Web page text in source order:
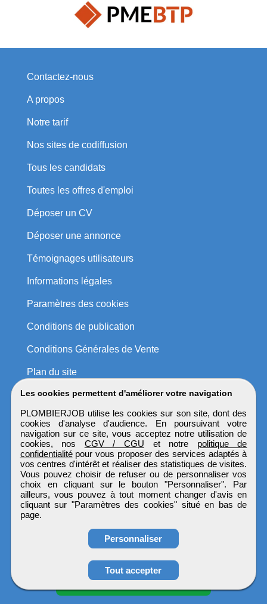
Obtenir ses
coordonnées
Les cookies permettent d'améliorer votre navigation
PLOMBIERJOB utilise les cookies sur son site, dont des
cookies d'analyse d'audience. En poursuivant votre
navigation sur ce site, vous acceptez notre utilisation de
cookies, nos CGV / CGU et notre politique de
confidentialitépour vous proposer des services adaptés à
vos centres d'intérêt et réaliser des statistiques de visites.
Vous pouvez choisir de refuser ou de personnaliser vos
choix en cliquant sur le bouton "Personnaliser". Par
ailleurs, vous pouvez à tout moment changer d'avis en
cliquant sur "Paramètres des cookies" situé en bas de
page.
Personnaliser
Tout accepter
Contactez-nous
A propos
Notre tarif
Nos sites de codiffusion
Tous les candidats
Toutes les offres d'emploi
Déposer un CV
Déposer une annonce
Témoignages utilisateurs
Informations légales
Paramètres des cookies
Conditions de publication
Conditions Générales de Vente
Plan du site
PLOMBIERJOB
Tous droits réservés © 1999 - 2026